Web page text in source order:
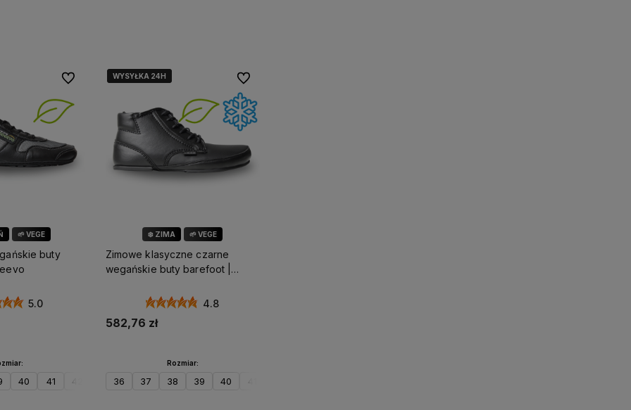
🌱 VEGE
buty
5.0
40 41 42
Do ulubionych
❄️ ZIMA 🌱 VEGE
WYSYŁKA 24H
WYSYŁKA 24H
WYSYŁKA 24H
WYSYŁKA 24H
Zimowe klasyczne czarne
wegańskie buty barefoot |
4.8
582,76 zł
Rozmiar:
36 37 38 39 40
Do ulubionych